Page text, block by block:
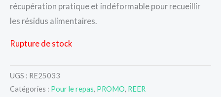
récupération pratique et indéformable pour recueillir
les résidus alimentaires.
Rupture de stock
UGS : RE25033
Catégories : Pour le repas, PROMO, REER